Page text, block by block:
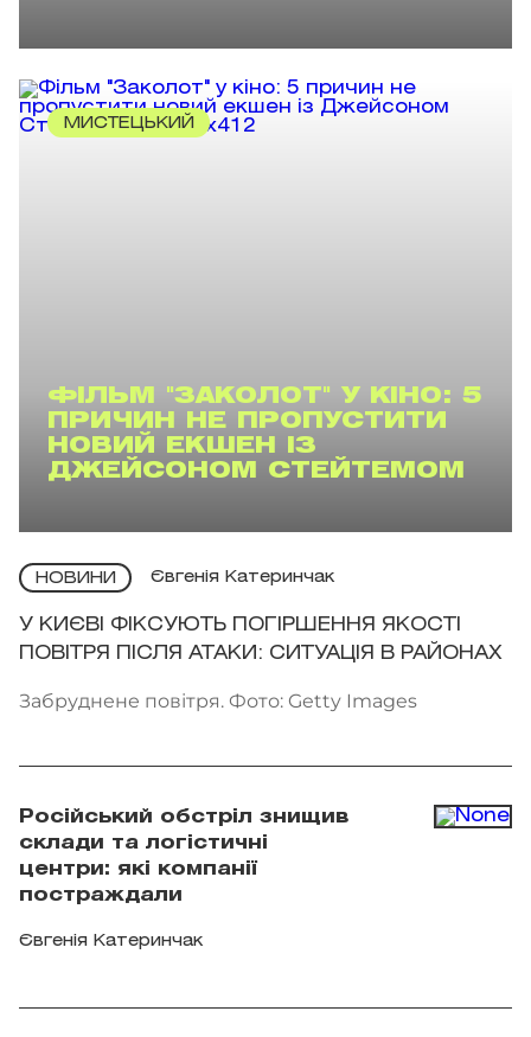
МИСТЕЦЬКИЙ
ФІЛЬМ "ЗАКОЛОТ" У КІНО: 5
ПРИЧИН НЕ ПРОПУСТИТИ
НОВИЙ ЕКШЕН ІЗ
ДЖЕЙСОНОМ СТЕЙТЕМОМ
НОВИНИ Євгенія Катеринчак
У КИЄВІ ФІКСУЮТЬ ПОГІРШЕННЯ ЯКОСТІ
ПОВІТРЯ ПІСЛЯ АТАКИ: СИТУАЦІЯ В РАЙОНАХ
Забруднене повітря. Фото: Getty Images
Російський обстріл знищив
склади та логістичні
центри: які компанії
постраждали
Євгенія Катеринчак